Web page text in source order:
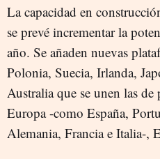
La capacidad en
se prevé incrementar la
año. Se añaden nuevas
Polonia, Suecia, Irlanda,
Australia que se unen las de
Europa -como España,
Alemania, Francia e Italia-,